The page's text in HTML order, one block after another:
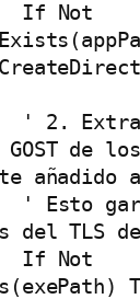
de
añadido
del TLS